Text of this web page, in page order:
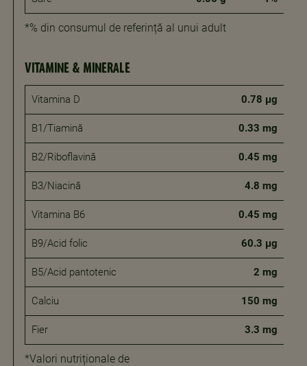
*% din consumul de referință al unui adult
VITAMINE & MINERALE
Vitamina D 0.78 μg
B1/Tiamină 0.33 mg
B2/Riboflavină 0.45 mg
B3/Niacină 4.8 mg
Vitamina B6 0.45 mg
B9/Acid folic 60.3 μg
B5/Acid pantotenic 2 mg
Calciu 150 mg
Fier 3.3 mg
*Valori nutriționale de